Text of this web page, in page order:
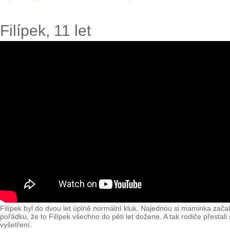
Filípek, 11 let
Filípek byl do dvou let úplně normální kluk. Najednou si maminka
pořádku, že to Filípek všechno do pěti let dožene. A tak rodiče
vyšetření.